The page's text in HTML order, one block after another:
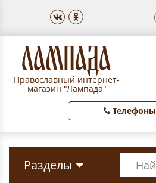
Православный интернет-
магазин "Лампада"
Телефоны
Разделы